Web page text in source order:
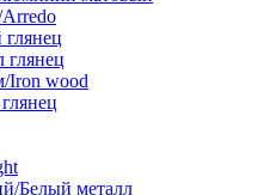
глянец
Iron wood
Белый металл